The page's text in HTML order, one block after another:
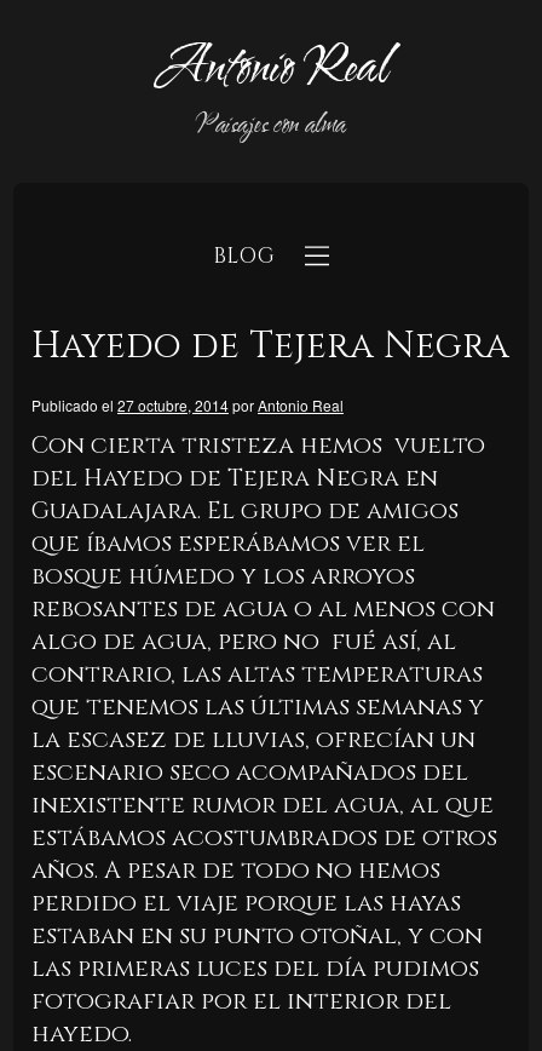
Antonio Real
Paisajes con alma
BLOG
Hayedo de Tejera Negra
Publicado el 27 octubre, 2014porAntonio Real
Con cierta tristeza hemos vuelto
del Hayedo de Tejera Negra en
Guadalajara. El grupo de amigos
que íbamos esperábamos ver el
bosque húmedo y los arroyos
rebosantes de agua o al menos con
algo de agua, pero no fué así, al
contrario, las altas temperaturas
que tenemos las últimas semanas y
la escasez de lluvias, ofrecían un
escenario seco acompañados del
inexistente rumor del agua, al que
estábamos acostumbrados de otros
años. A pesar de todo no hemos
perdido el viaje porque las hayas
estaban en su punto otoñal, y con
las primeras luces del día pudimos
fotografiar por el interior del
hayedo.